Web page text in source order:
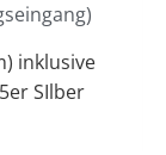
inklusive
SIlber